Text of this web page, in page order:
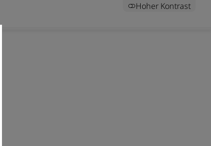
Hoher Kontrast